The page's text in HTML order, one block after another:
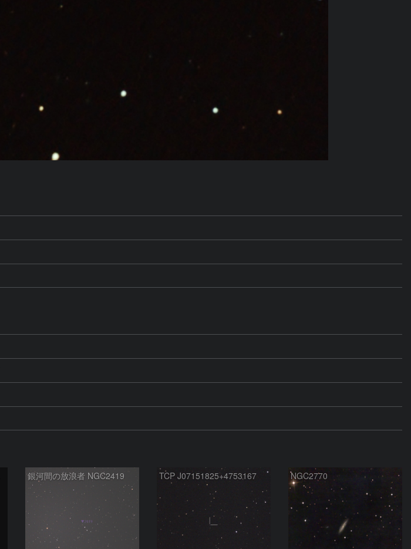
銀河間の放浪者 NGC2419 TCP J07151825+4753167 NGC2770